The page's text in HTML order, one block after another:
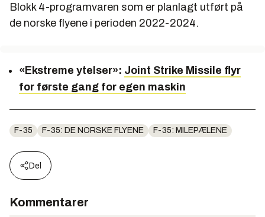
Blokk 4-programvaren som er planlagt utført på
de norske flyene i perioden 2022-2024.
«Ekstreme ytelser»: Joint Strike Missile flyr
for første gang for egen maskin
F-35 F-35: DE NORSKE FLYENE F-35: MILEPÆLENE
Del
Kommentarer